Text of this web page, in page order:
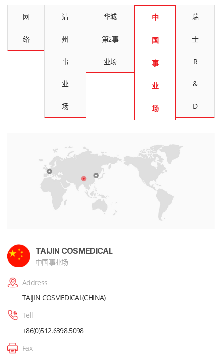
网
络
清
州
事
业
场
华城
第2事
业场
中
国
事
业
场
瑞
士
R
&
D
TAIJIN COSMEDICAL
中国事业场
Address
TAIJIN COSMEDICAL(CHINA)
Tell
+86(0)512.6398.5098
Fax